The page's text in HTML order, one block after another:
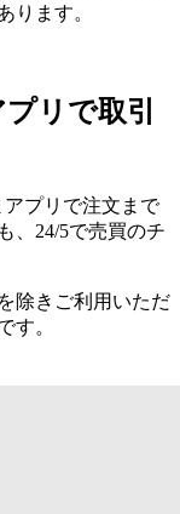
ります。
リで取引
アプリで注文まで
、24/5で売買のチ
除きご利用いただ
す。